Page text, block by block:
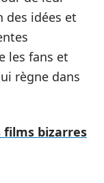
des idées et
les fans et
règne dans
films bizarres